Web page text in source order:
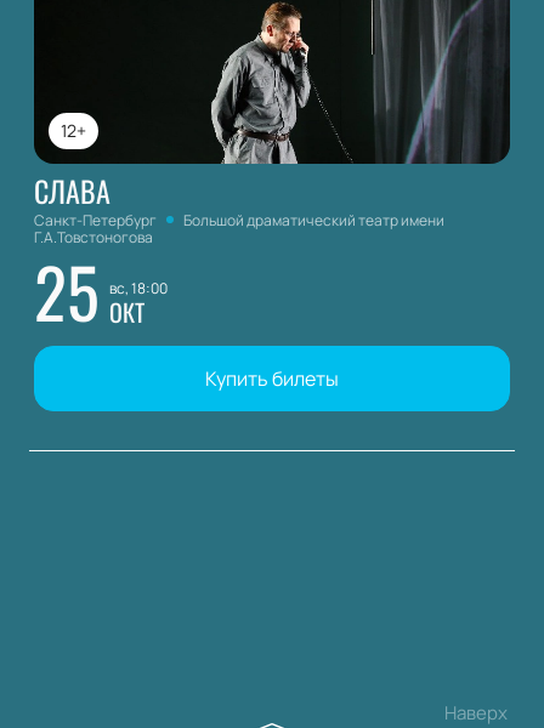
12+
СЛАВА
Санкт-Петербург
Большой драматический театр имени
Г.А.Товстоногова
25 вс, 18:00
ОКТ
Купить билеты
Наверх